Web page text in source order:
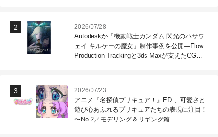
2026/07/28
Autodeskが『機動戦士ガンダム 閃光のハサウ
ェイ キルケーの魔女』制作事例を公開―Flow
Production Trackingと3ds Maxが支えたCG制
2026/07/23
アニメ『名探偵プリキュア！』ED 、可愛さと
遊び心あふれるプリキュアたちの表現に注目！
〜No.2／モデリング＆リギング篇